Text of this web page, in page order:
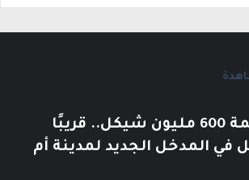
استثمار بقيمة 600 مليون شيكل.. قريبًا
في المدخل الجديد لمدينة أم